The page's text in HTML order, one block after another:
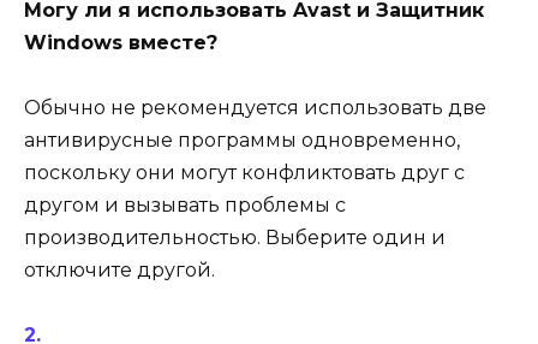
Могу ли я использовать Avast и Защитник
Windows вместе?
Обычно не рекомендуется использовать две
антивирусные программы одновременно,
поскольку они могут конфликтовать друг с
другом и вызывать проблемы с
производительностью. Выберите один и
отключите другой.